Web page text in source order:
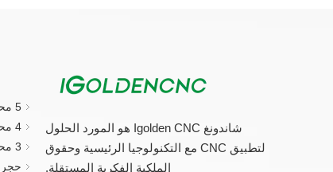
شاندونغ Igolden CNC هو المورد الحلول
لتطبيق CNC مع التكنولوجيا الرئيسية وحقوق
الملكية الفكرية المستقلة.
5 محور CNC جهاز التوجيه
4 محور cnc راوتر
3 محور cnc راوتر
حجر CNC Router.